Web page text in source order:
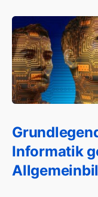
Informatik